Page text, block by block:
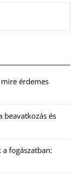
érdemes
beavatkozás és
fogászatban: